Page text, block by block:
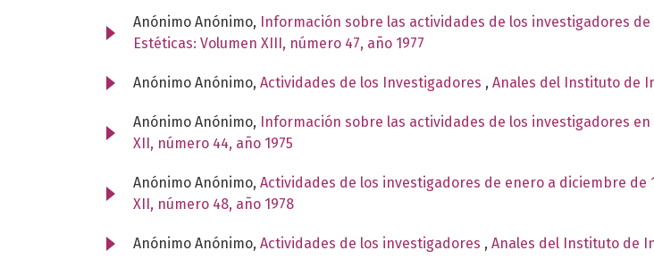
Anónimo Anónimo, Información sobre las actividades de los investigadores
Estéticas: Volumen XIII, número 47, año 1977
Anónimo Anónimo, Actividades de los Investigadores , Anales del Instituto de
Anónimo Anónimo, Información sobre las actividades de los investigadores en
XII, número 44, año 1975
Anónimo Anónimo, Actividades de los investigadores de enero a diciembre de
XII, número 48, año 1978
Anónimo Anónimo, Actividades de los investigadores , Anales del Instituto de